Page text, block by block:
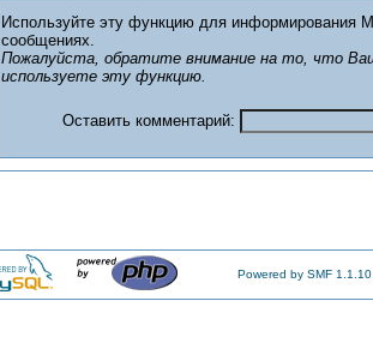
Используйте эту функцию для информирования
сообщениях.
Пожалуйста, обратите внимание на то, что
используете эту функцию.
Оставить комментарий:
Powered by SMF 1.1.10